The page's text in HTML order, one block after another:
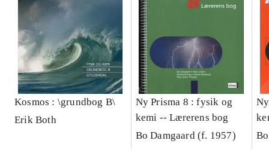
Kosmos : \grundbog B\
Erik Both
Ny Prisma 8 : fysik og
kemi -- Lærerens bog
Bo Damgaard (f. 1957)